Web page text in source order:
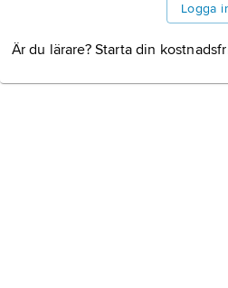
Logga
Är du lärare? Starta din